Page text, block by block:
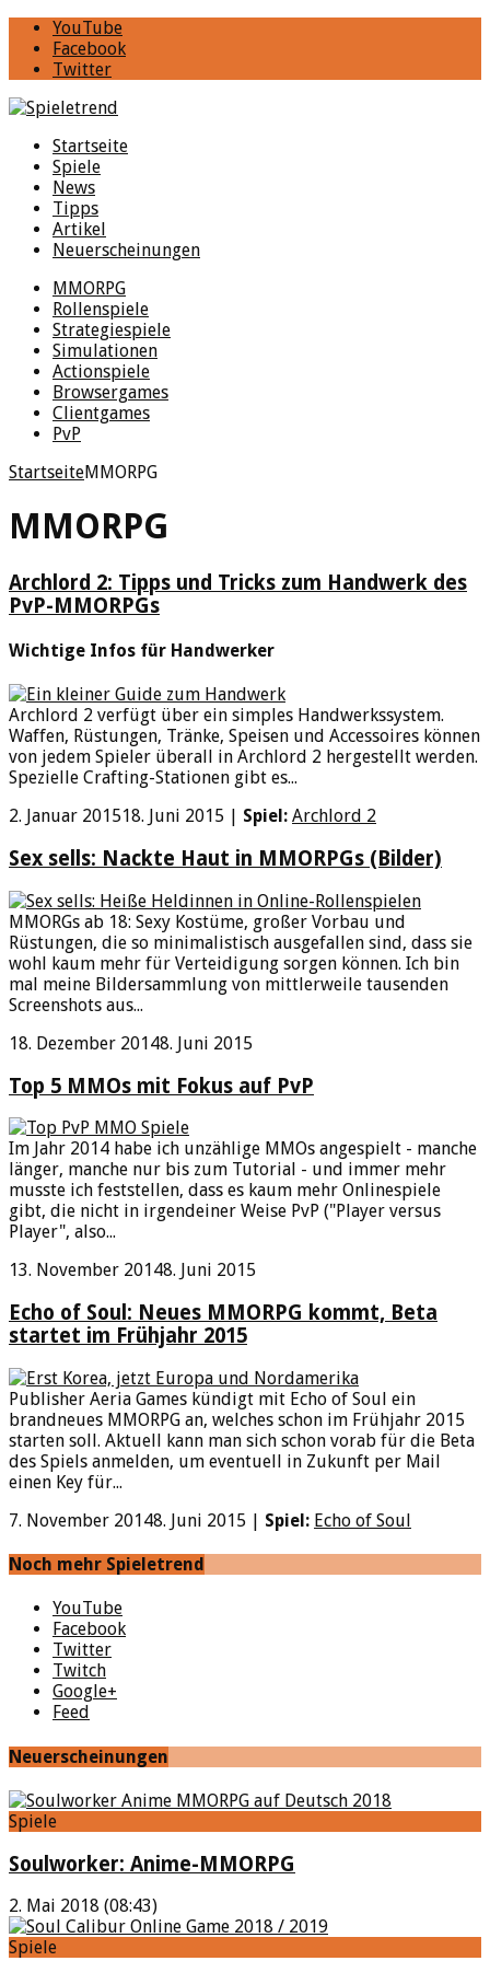
YouTube
Facebook
Twitter
Startseite
Spiele
News
Tipps
Artikel
Neuerscheinungen
MMORPG
Rollenspiele
Strategiespiele
Simulationen
Actionspiele
Browsergames
Clientgames
PvP
StartseiteMMORPG
MMORPG
Archlord 2: Tipps und Tricks zum Handwerk des
PvP-MMORPGs
Wichtige Infos für Handwerker
Archlord 2 verfügt über ein simples Handwerkssystem.
Waffen, Rüstungen, Tränke, Speisen und Accessoires können
von jedem Spieler überall in Archlord 2 hergestellt werden.
Spezielle Crafting-Stationen gibt es...
2. Januar 201518. Juni 2015 Spiel: Archlord 2
Sex sells: Nackte Haut in MMORPGs (Bilder)
MMORGs ab 18: Sexy Kostüme, großer Vorbau und
Rüstungen, die so minimalistisch ausgefallen sind, dass sie
wohl kaum mehr für Verteidigung sorgen können. Ich bin
mal meine Bildersammlung von mittlerweile tausenden
Screenshots aus...
18. Dezember 20148. Juni 2015
Top 5 MMOs mit Fokus auf PvP
Im Jahr 2014 habe ich unzählige MMOs angespielt - manche
länger, manche nur bis zum Tutorial - und immer mehr
musste ich feststellen, dass es kaum mehr Onlinespiele
gibt, die nicht in irgendeiner Weise PvP ("Player versus
Player", also...
13. November 20148. Juni 2015
Echo of Soul: Neues MMORPG kommt, Beta
startet im Frühjahr 2015
Publisher Aeria Games kündigt mit Echo of Soul ein
brandneues MMORPG an, welches schon im Frühjahr 2015
starten soll. Aktuell kann man sich schon vorab für die Beta
des Spiels anmelden, um eventuell in Zukunft per Mail
einen Key für...
7. November 20148. Juni 2015 | Spiel: Echo of Soul
Noch mehr Spieletrend
YouTube
Facebook
Twitter
Twitch
Google+
Feed
Neuerscheinungen
Spiele
Soulworker: Anime-MMORPG
2. Mai 2018 (08:43)
Spiele